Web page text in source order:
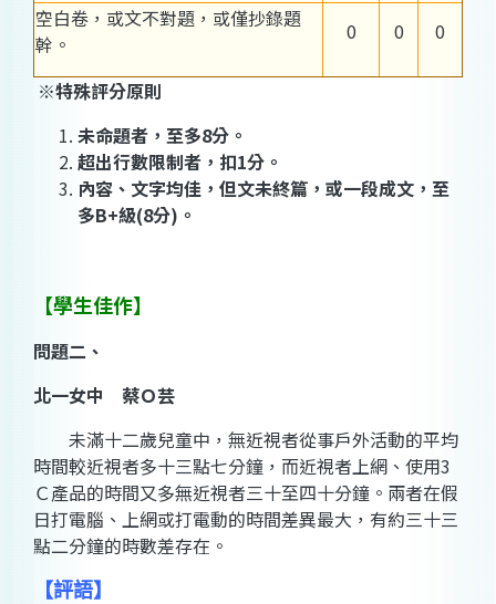
空白卷，或文不對題，或僅抄錄題
幹。
0 0 0
※特殊評分原則
未命題者，至多8分。
超出行數限制者，扣1分。
內容、文字均佳，但文未終篇，或一段成文，至
多B+級(8分)。
【學生佳作】
問題二、
北一女中 蔡Ｏ芸
未滿十二歲兒童中，無近視者從事戶外活動的平均
時間較近視者多十三點七分鐘，而近視者上網、使用3
Ｃ產品的時間又多無近視者三十至四十分鐘。兩者在假
日打電腦、上網或打電動的時間差異最大，有約三十三
點二分鐘的時數差存在。
【評語】